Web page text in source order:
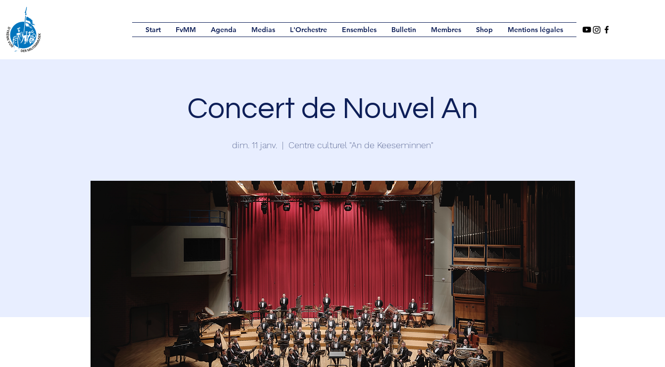
Start FvMM Agenda Medias L'Orchestre Ensembles Bulletin Membres Shop Mentions légales
Concert de Nouvel An
dim. 11 janv.
  |
Centre culturel "An de Keeseminnen"